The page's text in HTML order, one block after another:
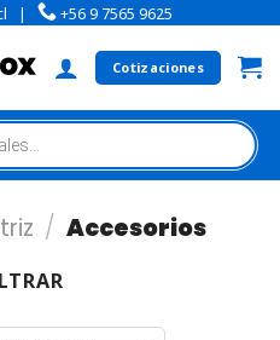
| +56 9 7565 9625
Cotizaciones
/ Accesorios